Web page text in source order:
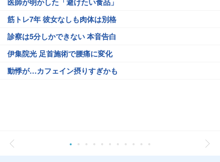
筋トレ7年 彼女なしも肉体は別格
診察は5分しかできない 本音告白
伊集院光 足首施術で腰痛に変化
動悸が…カフェイン摂りすぎかも